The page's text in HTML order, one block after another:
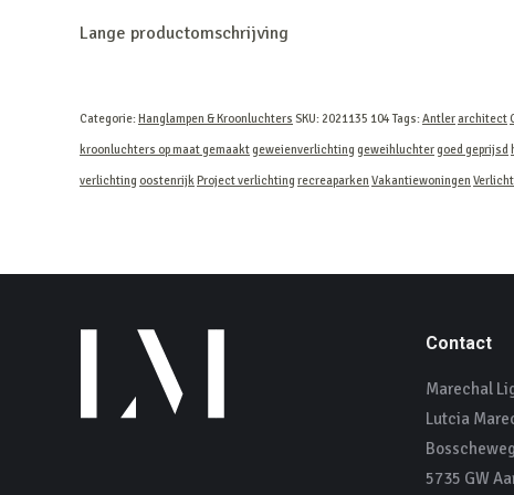
Lange productomschrijving
Categorie:Hanglampen & Kroonluchters SKU: 2021135 104 Tags:Antler architect
kroonluchters op maat gemaaktgeweienverlichtinggeweihluchtergoed geprijsd
verlichting oostenrijk Project verlichtingrecreaparken Vakantiewoningen
Contact
Marechal
Lutcia
5735 GW